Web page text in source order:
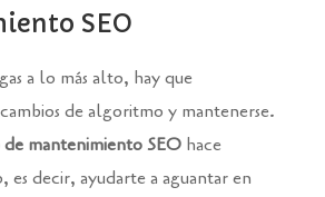
SEO
a lo más alto, hay que
de algoritmo y mantenerse.
de mantenimiento SEOhace
es decir, ayudarte a aguantar en